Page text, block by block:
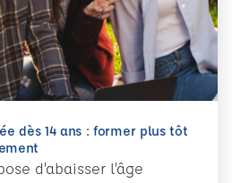
dès 14 ans : former plus tôt
d’abaisser l’âge